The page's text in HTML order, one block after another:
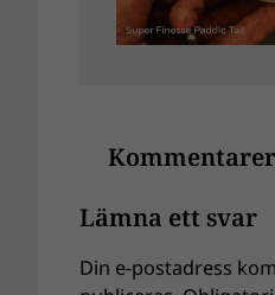
Kommentarer
Lämna ett svar
Din e-postadress